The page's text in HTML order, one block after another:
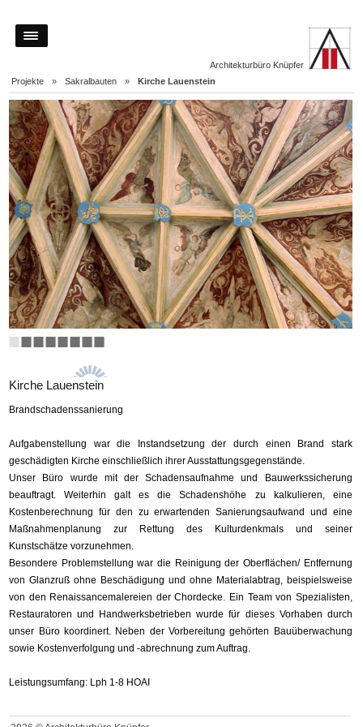
Architekturbüro Knüpfer
Projekte
» Sakralbauten » Kirche Lauenstein
■■■■■■■■
Kirche Lauenstein
Brandschadenssanierung
Aufgabenstellung war die Instandsetzung der durch einen Brand stark
geschädigten Kirche einschließlich ihrer Ausstattungsgegenstände.
Unser Büro wurde mit der Schadensaufnahme und Bauwerkssicherung
beauftragt. Weiterhin galt es die Schadenshöhe zu kalkulieren, eine
Kostenberechnung für den zu erwartenden Sanierungsaufwand und eine
Maßnahmenplanung zur Rettung des Kulturdenkmals und seiner
Kunstschätze vorzunehmen.
Besondere Problemstellung war die Reinigung der Oberflächen/ Entfernung
von Glanzruß ohne Beschädigung und ohne Materialabtrag, beispielsweise
von den Renaissancemalereien der Chordecke. Ein Team von Spezialisten,
Restauratoren und Handwerksbetrieben wurde für dieses Vorhaben durch
unser Büro koordinert. Neben der Vorbereitung gehörten Bauüberwachung
sowie Kostenverfolgung und -abrechnung zum Auftrag.
Leistungsumfang: Lph 1-8 HOAI